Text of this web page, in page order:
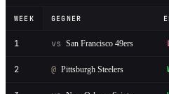
WEEK GEGNER
1 vs San Francisco 49ers
2 @ Pittsburgh Steelers